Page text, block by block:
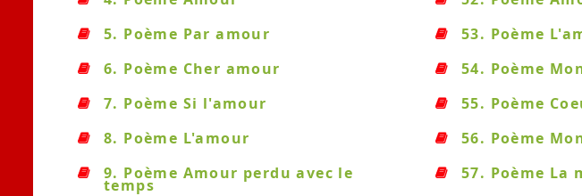
5. Poème Par amour
6. Poème Cher amour
7. Poème Si l'amour
8. Poème L'amour
9. Poème Amour perdu avec le
temps
53. Poème
54. Poème
55. Poème
56. Poème
57. Poème La